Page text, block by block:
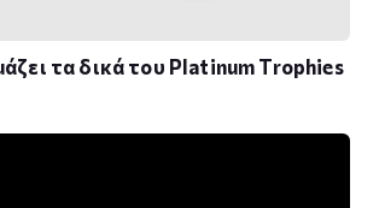
τα δικά του Platinum Trophies